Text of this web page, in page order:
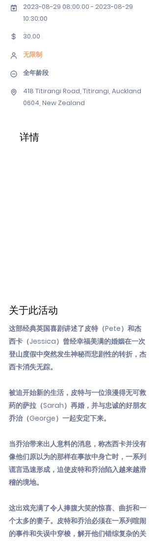
2023-08-29 08:00:00 - 2023-08-29
10:30:00
30.00
无限制
全年龄段
418 Titirangi Road, Titirangi, Auckland
0604, New Zealand
详情
关于此活动
这部经典英国喜剧讲述了皮特（Pete）和杰
西卡（Jessica）曾经幸福美满的婚姻在一次
登山度假中突然发生神秘而悲剧性的转折，杰
西卡消失无踪。
被迫开始新的生活，皮特与一位浪漫得无可救
药的萨拉（Sarah）再婚，并与忠诚的好朋友
乔治（George）一起安定下来。
当乔治带来出人意料的消息，称杰西卡并没有
像他们原以为的那样在事故中身亡时，一系列
谎言迅速形成，迫使皮特和乔治陷入越来越滑
稽的境地。
这出戏充满了令人捧腹大笑的惊喜、曲折和一
个太多的妻子。皮特和乔治必须在一系列喧闹
的事件和失误中穿梭，解开他们错综复杂的关